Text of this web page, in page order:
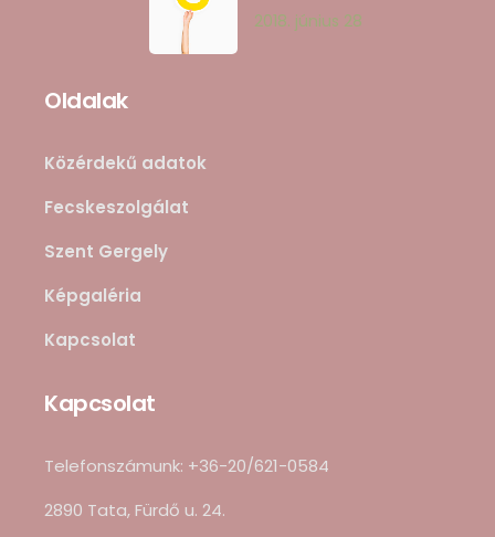
2018. június 28
Oldalak
Közérdekű adatok
Fecskeszolgálat
Szent Gergely
Képgaléria
Kapcsolat
Kapcsolat
Telefonszámunk: +36-20/621-0584
2890 Tata, Fürdő u. 24.